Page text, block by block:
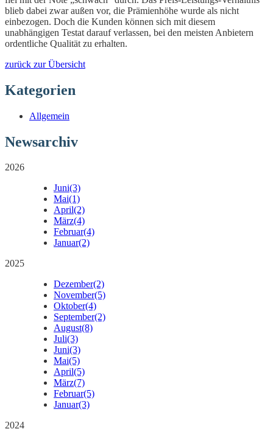
blieb dabei zwar außen vor, die Prämienhöhe wurde als nicht
einbezogen. Doch die Kunden können sich mit diesem
unabhängigen Testat darauf verlassen, bei den meisten Anbietern
ordentliche Qualität zu erhalten.
zurück zur Übersicht
Kategorien
Allgemein
Newsarchiv
2026
Juni(3)
Mai(1)
April(2)
März(4)
Februar(4)
Januar(2)
2025
Dezember(2)
November(5)
Oktober(4)
September(2)
August(8)
Juli(3)
Juni(3)
Mai(5)
April(5)
März(7)
Februar(5)
Januar(3)
2024